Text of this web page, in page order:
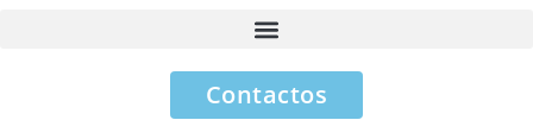
Contactos